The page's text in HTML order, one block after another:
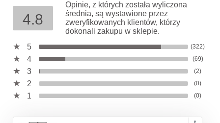
4.8
Opinie, z których została wyliczona
średnia, są wystawione przez
zweryfikowanych klientów, którzy
dokonali zakupu w sklepie.
5
(322)
4 (69)
3 (2)
2 (0)
1 (0)